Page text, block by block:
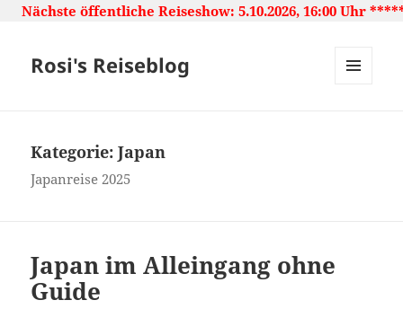
Reiseshow: 5.10.2026, 16:00 Uhr ***** Japan: Land
Rosi's Reiseblog
Kategorie:Japan
Japanreise 2025
Japan im Alleingang ohne
Guide